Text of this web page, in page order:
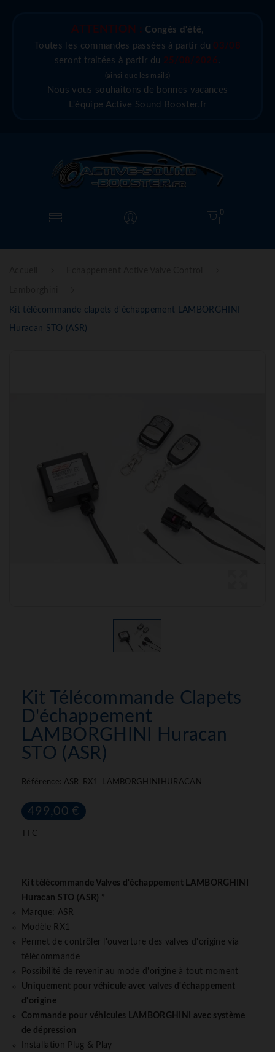
ATTENTION : Congés d'été,
Toutes les commandes passées à partir du 03/08
seront traitées à partir du 25/08/2026.
(ainsi que les mails)
Nous vous souhaitons de bonnes vacances
L'équipe Active Sound Booster.fr
0
Kit télécommande clapets d'échappement LAMBORGHINI
Huracan STO (ASR)
Kit Télécommande Clapets
D'échappement
LAMBORGHINI Huracan
STO (ASR)
Référence: ASR_RX1_LAMBORGHINIHURACAN
499,00 €
TTC
Kit télécommande Valves d'échappement LAMBORGHINI
Huracan STO (ASR) *
Marque: ASR
Modèle RX1
Permet de contrôler l'ouverture des valves d'origine via
télécommande
Possibilité de revenir au mode d'origine à tout moment
Uniquement pour véhicule avec valves d'échappement
d'origine
Commande pour véhicules LAMBORGHINI avec système
de dépression
Installation Plug & Play